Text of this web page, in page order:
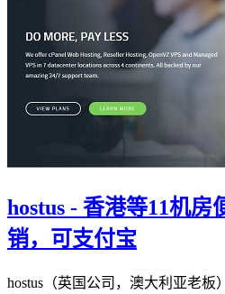
hostus - 香港等11机房
销，可支付宝
hostus（英国公司，澳大利亚老